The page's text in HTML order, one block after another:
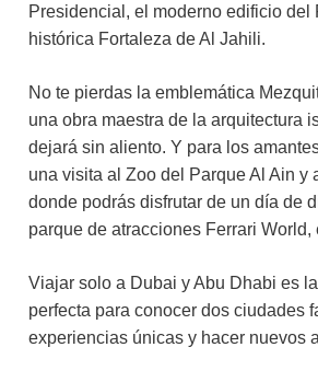
Presidencial, el moderno edificio del
histórica Fortaleza de Al Jahili.
No te pierdas la emblemática
una obra maestra de la arquitectura
dejará sin aliento. Y para los
una visita al Zoo del Parque Al Ain y
donde podrás disfrutar de un día de
parque de atracciones Ferrari
Viajar solo a Dubai y Abu Dhabi es
perfecta para conocer dos ciudades
experiencias únicas y hacer nuevos